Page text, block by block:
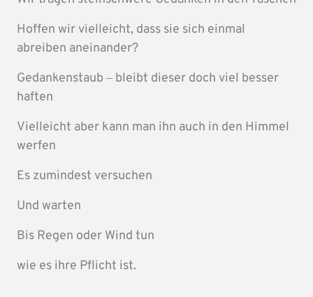
Hoffen wir vielleicht, dass sie sich
abreiben aneinander?
Gedankenstaub ‒ bleibt dieser doch viel
haften
Vielleicht aber kann man ihn auch in den
werfen
Es zumindest versuchen
Und warten
Bis Regen oder Wind tun
wie es ihre Pflicht ist.